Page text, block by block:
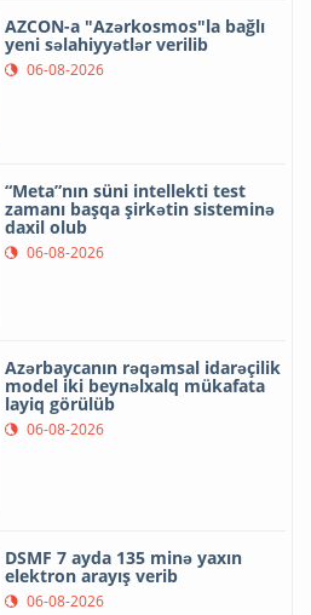
AZCON-a "Azərkosmos"la bağlı
yeni səlahiyyətlər verilib
06-08-2026
“Meta”nın süni intellekti test
zamanı başqa şirkətin sisteminə
daxil olub
06-08-2026
Azərbaycanın rəqəmsal idarəçilik
model iki beynəlxalq mükafata
layiq görülüb
06-08-2026
DSMF 7 ayda 135 minə yaxın
elektron arayış verib
06-08-2026